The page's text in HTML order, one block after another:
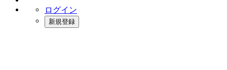
ログイン
新規登録